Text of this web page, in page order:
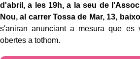
d'abril, a les 19h, a la seu de
Nou, al carrer Tossa de Mar, 13,
s'aniran anunciant a mesura que es
obertes a tothom.